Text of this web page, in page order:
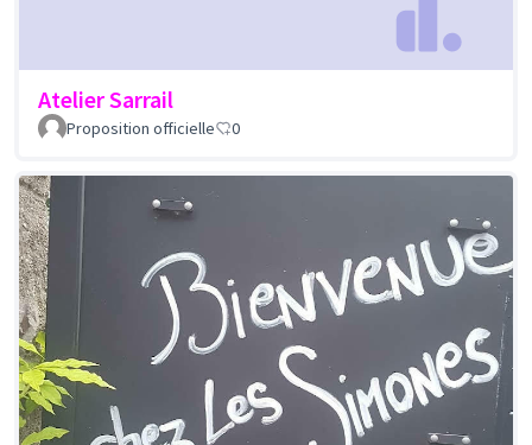
Atelier Sarrail
Proposition officielle 0